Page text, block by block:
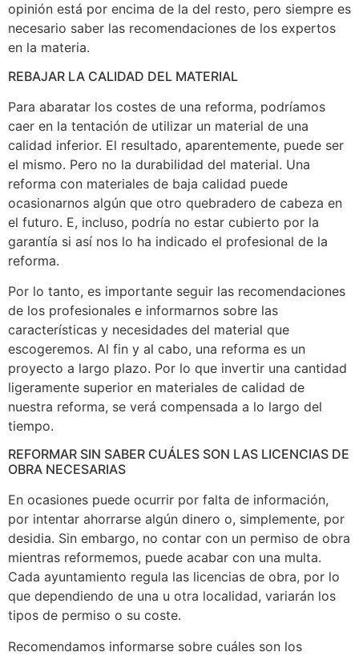
opinión está por encima de la del resto, pero siempre es
necesario saber las recomendaciones de los expertos
en la materia.
REBAJAR LA CALIDAD DEL MATERIAL
Para abaratar los costes de una reforma, podríamos
caer en la tentación de utilizar un material de una
calidad inferior. El resultado, aparentemente, puede ser
el mismo. Pero no la durabilidad del material. Una
reforma con materiales de baja calidad puede
ocasionarnos algún que otro quebradero de cabeza en
el futuro. E, incluso, podría no estar cubierto por la
garantía si así nos lo ha indicado el profesional de la
reforma.
Por lo tanto, es importante seguir las recomendaciones
de los profesionales e informarnos sobre las
características y necesidades del material que
escogeremos. Al fin y al cabo, una reforma es un
proyecto a largo plazo. Por lo que invertir una cantidad
ligeramente superior en materiales de calidad de
nuestra reforma, se verá compensada a lo largo del
tiempo.
REFORMAR SIN SABER CUÁLES SON LAS LICENCIAS DE
OBRA NECESARIAS
En ocasiones puede ocurrir por falta de información,
por intentar ahorrarse algún dinero o, simplemente, por
desidia. Sin embargo, no contar con un permiso de obra
mientras reformemos, puede acabar con una multa.
Cada ayuntamiento regula las licencias de obra, por lo
que dependiendo de una u otra localidad, variarán los
tipos de permiso o su coste.
Recomendamos informarse sobre cuáles son los